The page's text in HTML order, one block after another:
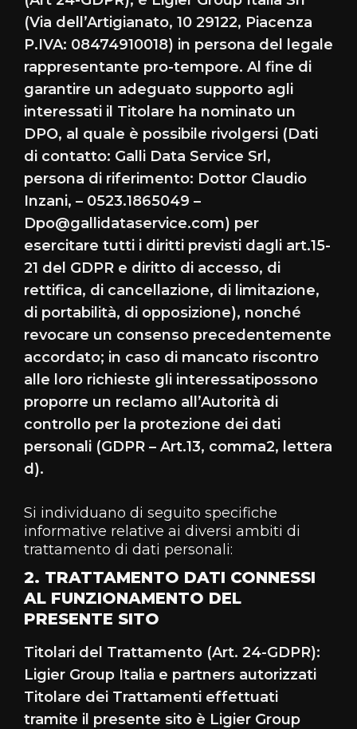
(Via dell’Artigianato, 10 29122, Piacenza
P.IVA: 08474910018) in persona del legale
rappresentante pro-tempore. Al fine di
garantire un adeguato supporto agli
interessati il Titolare ha nominato un
DPO, al quale è possibile rivolgersi (Dati
di contatto: Galli Data Service Srl,
persona di riferimento: Dottor Claudio
Inzani, – 0523.1865049 –
Dpo@gallidataservice.com) per
esercitare tutti i diritti previsti dagli art.15-
21 del GDPR e diritto di accesso, di
rettifica, di cancellazione, di limitazione,
di portabilità, di opposizione), nonché
revocare un consenso precedentemente
accordato; in caso di mancato riscontro
alle loro richieste gli interessatipossono
proporre un reclamo all’Autorità di
controllo per la protezione dei dati
personali (GDPR – Art.13, comma2, lettera
d).
Si individuano di seguito specifiche
informative relative ai diversi ambiti di
trattamento di dati personali:
2. TRATTAMENTO DATI CONNESSI
AL FUNZIONAMENTO DEL
PRESENTE SITO
Titolari del Trattamento (Art. 24-GDPR):
Ligier Group Italia e partners autorizzati
Titolare dei Trattamenti effettuati
tramite il presente sito è Ligier Group